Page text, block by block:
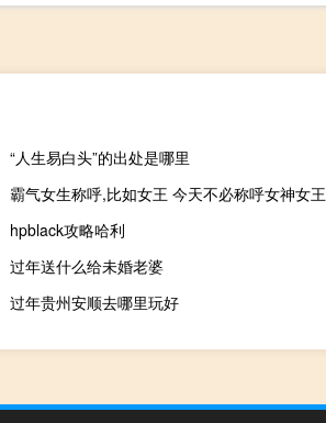
“人生易白头”的出处是哪里
霸气女生称呼,比如女王 今天不必称呼女神女王
hpblack攻略哈利
过年送什么给未婚老婆
过年贵州安顺去哪里玩好